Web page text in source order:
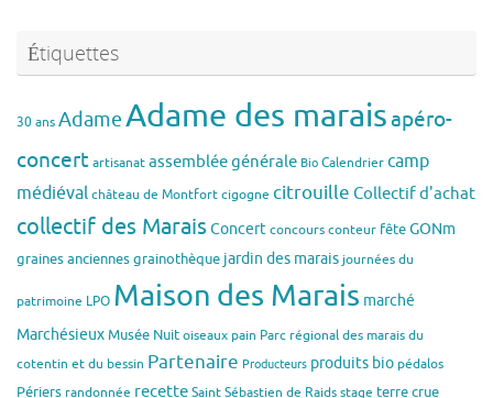
Étiquettes
30 ansAdameAdame des maraisapéro-
concertartisanatassemblée générale Bio Calendriercamp
médiévalchâteau de Montfortcigogne citrouille Collectif d'achat
collectif des Marais Concertconcoursconteur fêteGONm
graines anciennesgrainothèque jardin des marais journées du
patrimoine LPO Maison des Marais marché
MarchésieuxMusée Nuitoiseaux pain Parc régional des marais du
cotentin et du bessin Partenaire Producteurs produits bio pédalos
Périers randonnée recetteSaint Sébastien de Raidsstage terre crue